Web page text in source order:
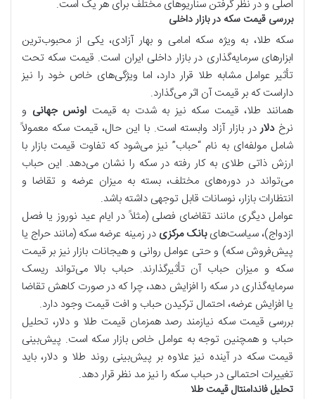
اصلی و در نظر گرفتن سناریوهای مختلف برای هر یک است.
بررسی قیمت سکه در بازار داخلی
سکه طلا، به ویژه سکه امامی و بهار آزادی، یکی از محبوب‌ترین
ابزارهای سرمایه‌گذاری در بازار داخلی ایران است. قیمت سکه تحت
تأثیر عوامل مشابه طلا قرار دارد، اما ویژگی‌های خاص خود را نیز
داراست که بر قیمت آن اثر می‌گذارد.
همانند طلا، قیمت سکه نیز به شدت به قیمت اونس جهانی و
نرخ دلار در بازار آزاد وابسته است. با این حال، قیمت سکه معمولاً
شامل مولفه‌ای به نام “حباب” نیز می‌شود که تفاوت قیمت بازار با
ارزش ذاتی طلای به کار رفته در سکه را نشان می‌دهد. این حباب
می‌تواند در دوره‌های مختلف، بسته به میزان عرضه و تقاضا و
انتظارات بازار، نوسانات قابل توجهی داشته باشد.
عوامل دیگری مانند تقاضای فصلی (مثلاً در ایام عید نوروز یا فصل
ازدواج)، سیاست‌های بانک مرکزی در زمینه عرضه سکه (مانند حراج یا
پیش‌فروش سکه) و حتی عوامل روانی و هیجانات بازار نیز بر قیمت
سکه و میزان حباب آن تأثیرگذارند. حباب بالا می‌تواند ریسک
سرمایه‌گذاری در سکه را افزایش دهد، چرا که در صورت کاهش تقاضا
یا افزایش عرضه، احتمال ترکیدن حباب و افت قیمت وجود دارد.
بررسی قیمت سکه نیازمند رصد همزمان قیمت طلا و دلار، تحلیل
حباب و همچنین توجه به عوامل خاص بازار سکه است. پیش‌بینی
قیمت سکه در آینده نیز علاوه بر پیش‌بینی روند طلا و دلار، باید
تغییرات احتمالی در حباب سکه را نیز مد نظر قرار دهد.
تحلیل فاندامنتال قیمت طلا